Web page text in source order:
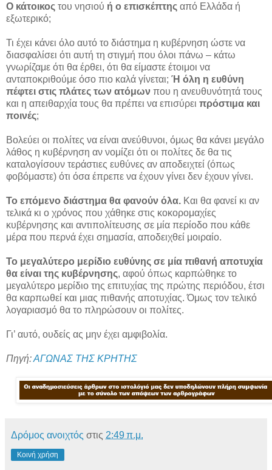
Ο κάτοικος του νησιού ή ο επισκέπτης από Ελλάδα ή
εξωτερικό;
Τι έχει κάνει όλο αυτό το διάστημα η κυβέρνηση ώστε να
διασφαλίσει ότι αυτή τη στιγμή που όλοι πάνω – κάτω
γνωρίζαμε ότι θα έρθει, ότι θα είμαστε έτοιμοι να
ανταποκριθούμε όσο πιο καλά γίνεται; Ή όλη η ευθύνη
πέφτει στις πλάτες των ατόμων που η ανευθυνότητά τους
και η απειθαρχία τους θα πρέπει να επισύρει πρόστιμα και
ποινές;
Βολεύει οι πολίτες να είναι ανεύθυνοι, όμως θα κάνει μεγάλο
λάθος η κυβέρνηση αν νομίζει ότι οι πολίτες δε θα τις
καταλογίσουν τεράστιες ευθύνες αν αποδειχτεί (όπως
φοβόμαστε) ότι όσα έπρεπε να έχουν γίνει δεν έχουν γίνει.
Το επόμενο διάστημα θα φανούν όλα. Και θα φανεί κι αν
τελικά κι ο χρόνος που χάθηκε στις κοκορομαχίες
κυβέρνησης και αντιπολίτευσης σε μία περίοδο που κάθε
μέρα που περνά έχει σημασία, αποδειχθεί μοιραίο.
Το μεγαλύτερο μερίδιο ευθύνης σε μία πιθανή αποτυχία
θα είναι της κυβέρνησης, αφού όπως καρπώθηκε το
μεγαλύτερο μερίδιο της επιτυχίας της πρώτης περιόδου, έτσι
θα καρπωθεί και μιας πιθανής αποτυχίας. Όμως τον τελικό
λογαριασμό θα το πληρώσουν οι πολίτες.
Γι’ αυτό, ουδείς ας μην έχει αμφιβολία.
Πηγή:ΑΓΩΝΑΣ ΤΗΣ ΚΡΗΤΗΣ
Δρόμος ανοιχτός στις 2:49 π.μ.
Κοινή χρήση